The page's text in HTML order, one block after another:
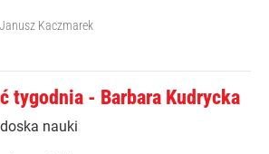
Janusz Kaczmarek
tygodnia - Barbara Kudrycka
nauki